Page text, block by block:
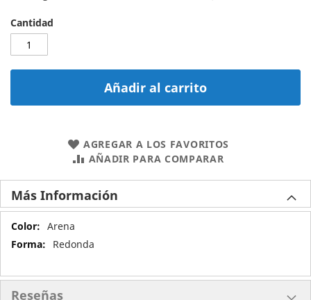
Cantidad
Añadir al carrito
AGREGAR A LOS FAVORITOS
AÑADIR PARA COMPARAR
Más Información
Más
Información
Arena
Redonda
Reseñas